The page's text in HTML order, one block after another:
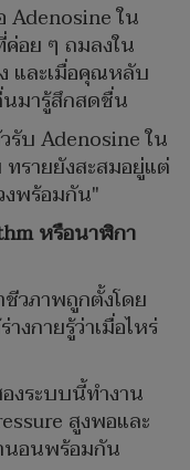
Adenosine ใน
อย ๆ ถมลงใน
และเมื่อคุณหลับ
มารู้สึกสดชื่น
บ Adenosine ใน
รายยังสะสมอยู่แต่
พร้อมกัน"
หรือนาฬิกา
วภาพถูกตั้งโดย
งกายรู้ว่าเมื่อไหร่
งระบบนี้ทำงาน
สูงพอและ
นอนพร้อมกัน